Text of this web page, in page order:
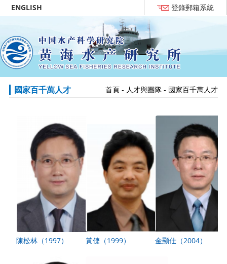
ENGLISH 登錄郵箱系統
國家百千萬人才 首頁 - 人才與團隊 - 國家百千萬人才
陳松林（1997） 黃倢（1999） 金顯仕（2004）